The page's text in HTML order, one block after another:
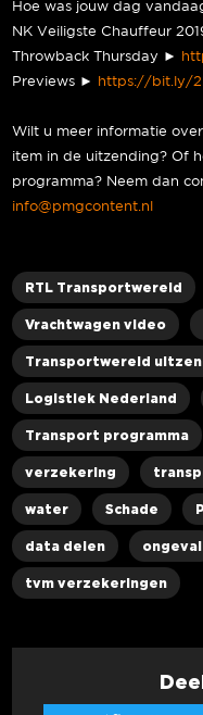
Hoe was jouw dag
NK Veiligste Chauffeur
Throwback Thursday ►
Previews ► https://bit.ly/
Wilt u meer informatie
item in de uitzending? Of
programma? Neem dan
info@pmgcontent.nl
RTL Transportwereld
Vrachtwagen video
Transportwereld
Logistiek Nederland
Transport programma
verzekering
water Schade
data delen ongeval
tvm verzekeringen